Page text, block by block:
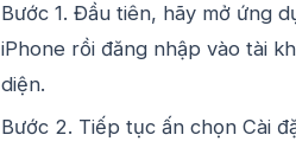
Bước 1. Đầu tiên, hãy mở ứng
iPhone rồi đăng nhập vào tài
diện.
Bước 2. Tiếp tục ấn chọn Cài